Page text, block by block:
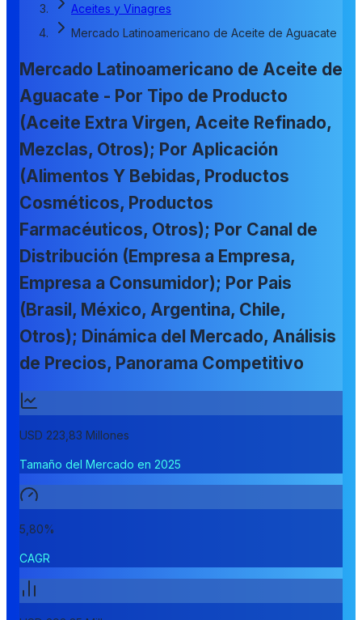
Aceites y Vinagres
Mercado Latinoamericano de Aceite de Aguacate
Mercado Latinoamericano de Aceite de
Aguacate - Por Tipo de Producto
(Aceite Extra Virgen, Aceite Refinado,
Mezclas, Otros); Por Aplicación
(Alimentos Y Bebidas, Productos
Cosméticos, Productos
Farmacéuticos, Otros); Por Canal de
Distribución (Empresa a Empresa,
Empresa a Consumidor); Por Pais
(Brasil, México, Argentina, Chile,
Otros); Dinámica del Mercado, Análisis
de Precios, Panorama Competitivo
USD 223,83 Millones
Tamaño del Mercado en 2025
5,80%
CAGR